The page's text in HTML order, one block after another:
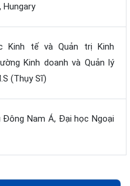
Hungary
Kinh tế và Quản trị Kinh
Kinh doanh và Quản lý
(Thụy Sĩ)
Đông Nam Á, Đại học Ngoại